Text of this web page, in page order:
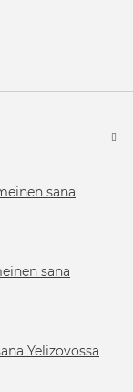
sana
sana
Yelizovossa